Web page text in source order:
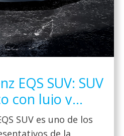
EQS SUV: SUV
con lujo y
vanguardia
SUV es uno de los